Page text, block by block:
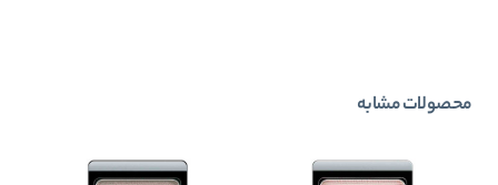
محصولات مشابه